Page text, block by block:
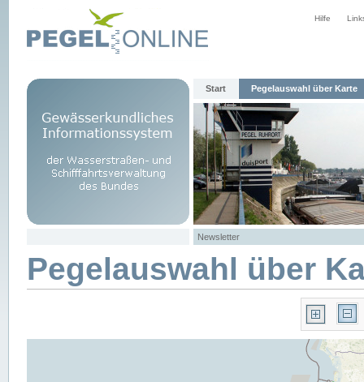
Hilfe
Start Pegelauswahl über Karte
Newsletter
Pegelauswahl über